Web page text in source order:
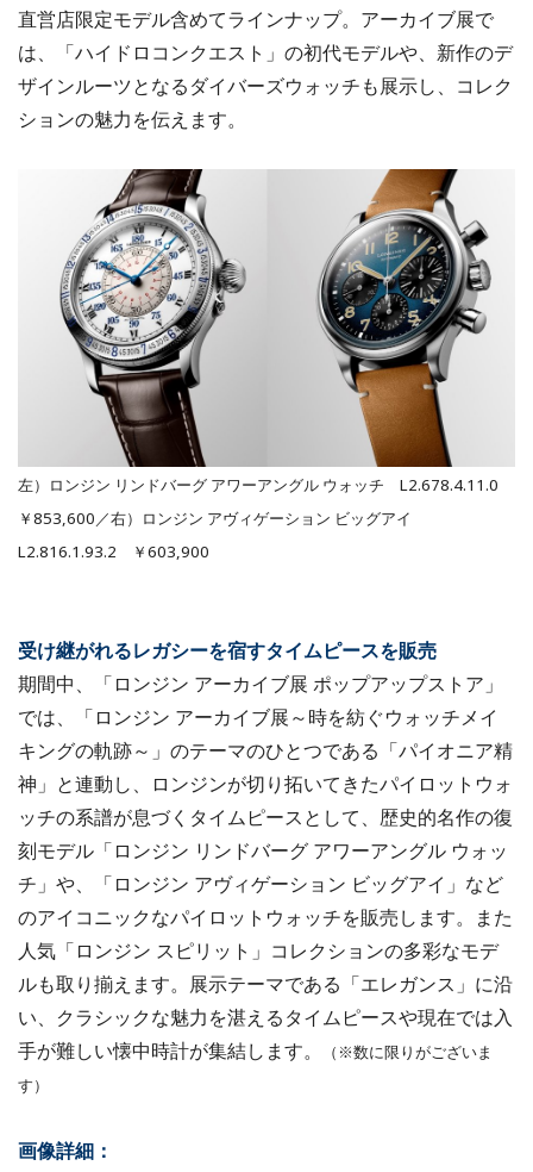
直営店限定モデル含めてラインナップ。アーカイブ展で
は、「ハイドロコンクエスト」の初代モデルや、新作のデ
ザインルーツとなるダイバーズウォッチも展示し、コレク
ションの魅力を伝えます。
左）ロンジン リンドバーグ アワーアングル ウォッチ L2.678.4.11.0
￥853,600／右）ロンジン アヴィゲーション ビッグアイ
L2.816.1.93.2 ￥603,900
受け継がれるレガシーを宿すタイムピースを販売
期間中、「ロンジン アーカイブ展 ポップアップストア」
では、「ロンジン アーカイブ展～時を紡ぐウォッチメイ
キングの軌跡～」のテーマのひとつである「パイオニア精
神」と連動し、ロンジンが切り拓いてきたパイロットウォ
ッチの系譜が息づくタイムピースとして、歴史的名作の復
刻モデル「ロンジン リンドバーグ アワーアングル ウォッ
チ」や、「ロンジン アヴィゲーション ビッグアイ」など
のアイコニックなパイロットウォッチを販売します。また
人気「ロンジン スピリット」コレクションの多彩なモデ
ルも取り揃えます。展示テーマである「エレガンス」に沿
い、クラシックな魅力を湛えるタイムピースや現在では入
手が難しい懐中時計が集結します。
（※数に限りがございま
す）
画像詳細：